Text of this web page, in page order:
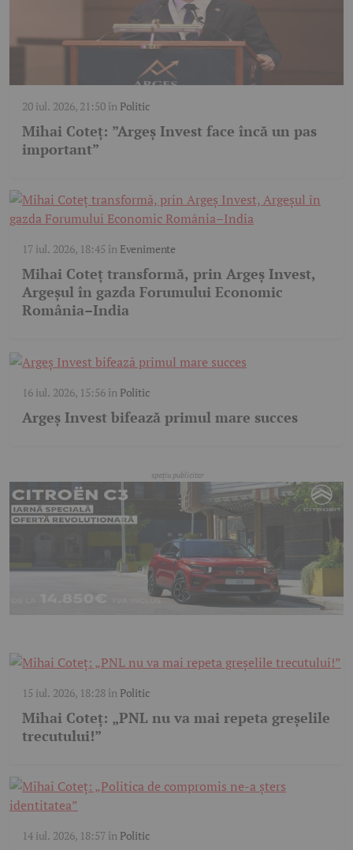
20 iul. 2026, 21:50în Politic
Mihai Coteț: ”Argeș Invest face încă un pas
important”
17 iul. 2026, 18:45 în Evenimente
Mihai Coteț transformă, prin Argeș Invest,
Argeșul în gazda Forumului Economic
România–India
16 iul. 2026, 15:56în Politic
Argeș Invest bifează primul mare succes
15 iul. 2026, 18:28în Politic
Mihai Coteț: „PNL nu va mai repeta greșelile
trecutului!”
14 iul. 2026, 18:57în Politic